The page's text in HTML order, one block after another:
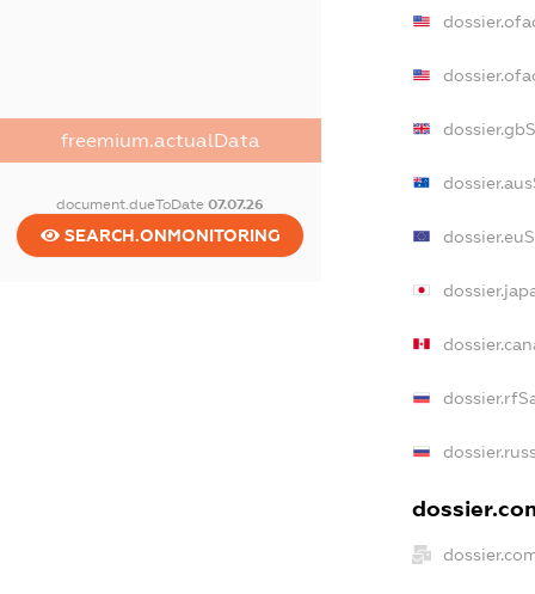
freemium.actualData
document.dueToDate07.07.26
SEARCH.ONMONITORING